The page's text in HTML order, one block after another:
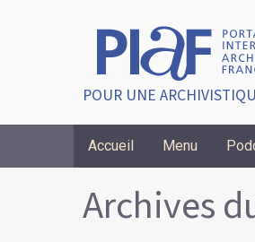
POUR UNE
Accueil Menu
Breadcrumbs
Archives